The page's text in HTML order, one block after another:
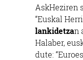
AskHeziren
“Euskal
lankidetzan
Halaber,
dute: